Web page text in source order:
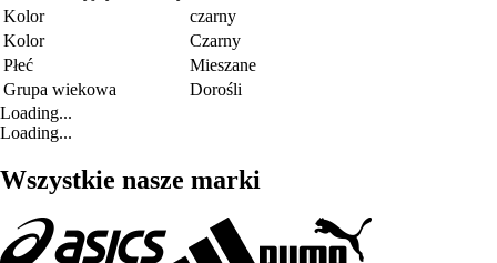
Kolor
czarny
Kolor
Czarny
Płeć
Mieszane
Grupa wiekowa
Dorośli
Loading...
Loading...
Wszystkie nasze marki